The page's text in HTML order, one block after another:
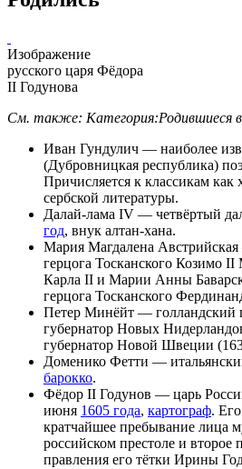
Изображение
русского царя Фёдора
II Годунова
См. также: Категория:Родившиеся
Иван Гундулич — наиболее
(Дубровницкая республика)
Причисляется к классикам как
сербской литературы.
Далай-лама IV — четвёртый
год, внук алтан-хана.
Мария Магдалена Австрийская
герцога Тосканского Козимо II
Карла II и Марии Анны
герцога Тосканского
Петер Минёйт — голландский
губернатор Новых
губернатор Новой Швеции
Доменико Фетти —
барокко.
Фёдор II Годунов — царь
июня 1605 года, картограф.
кратчайшее пребывание лица
российском престоле и второе
правления его тётки Ирины